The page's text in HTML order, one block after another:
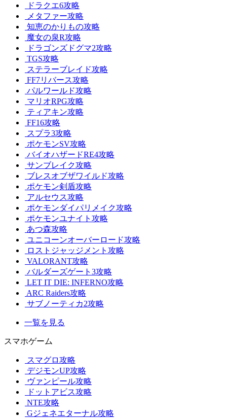
ドラクエ6攻略
メタファー攻略
知恵のかりもの攻略
魔女の泉R攻略
ドラゴンズドグマ2攻略
TGS攻略
ステラーブレイド攻略
FF7リバース攻略
パルワールド攻略
マリオRPG攻略
ティアキン攻略
FF16攻略
スプラ3攻略
ポケモンSV攻略
バイオハザードRE4攻略
サンブレイク攻略
ブレスオブザワイルド攻略
ポケモン剣盾攻略
アルセウス攻略
ポケモンダイパリメイク攻略
ポケモンユナイト攻略
あつ森攻略
ユニコーンオーバーロード攻略
ロストジャッジメント攻略
VALORANT攻略
バルダーズゲート3攻略
LET IT DIE: INFERNO攻略
ARC Raiders攻略
サブノーティカ2攻略
一覧を見る
スマホゲーム
スマグロ攻略
デジモンUP攻略
ヴァンピール攻略
ドットアビス攻略
NTE攻略
Gジェネエターナル攻略